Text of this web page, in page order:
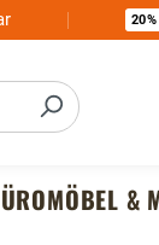
20%
&